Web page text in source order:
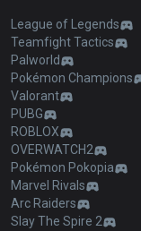
League of Legends
Teamfight Tactics
Palworld
Pokémon Champions
Valorant
PUBG
ROBLOX
OVERWATCH2
Pokémon Pokopia
Marvel Rivals
Arc Raiders
Slay The Spire 2